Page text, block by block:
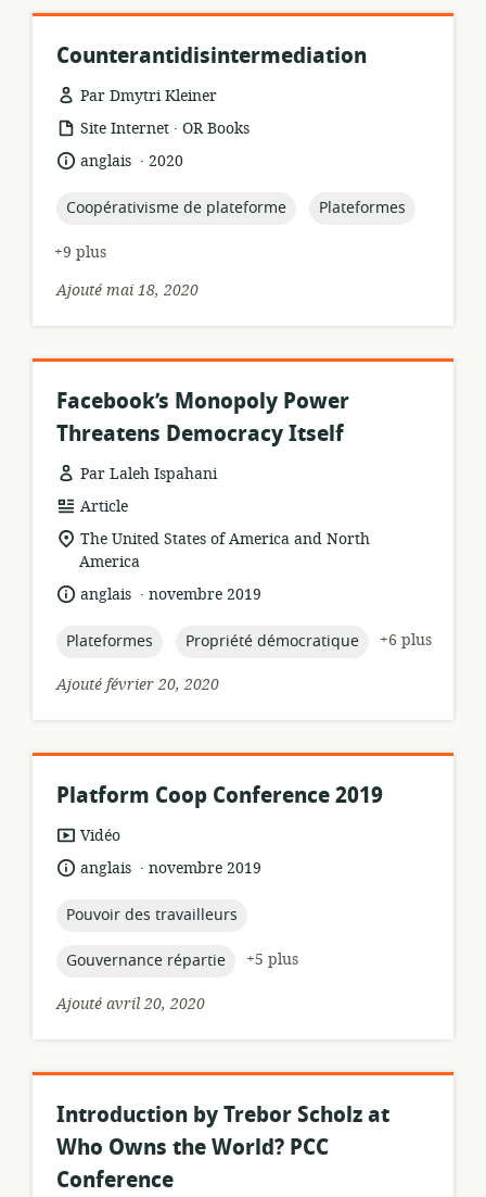
Counterantidisintermediation
Par Dmytri Kleiner
Format
ressource:
Site Internet .
éditeur:
OR Books
langue:
anglais .
date
publication:
2020
topic:
Coopérativisme de plateforme topic:
Plateformes
+9 plus
Ajouté mai 18, 2020
Facebook’s Monopoly Power
Threatens Democracy Itself
Par Laleh Ispahani
Format
de
ressource:
Article
Lieu
de
pertinence:
The United States of America and North
America
langue:
anglais .
date
publication:
novembre 2019
topic:
Plateformes topic:
Propriété démocratique
+6 plus
Ajouté février 20, 2020
Platform Coop Conference 2019
Format
ressource:
Vidéo
langue:
anglais .
date
publication:
novembre 2019
topic:
Pouvoir des travailleurs
topic:
Gouvernance répartie
+5 plus
Ajouté avril 20, 2020
Introduction by Trebor Scholz at
Who Owns the World? PCC
Conference